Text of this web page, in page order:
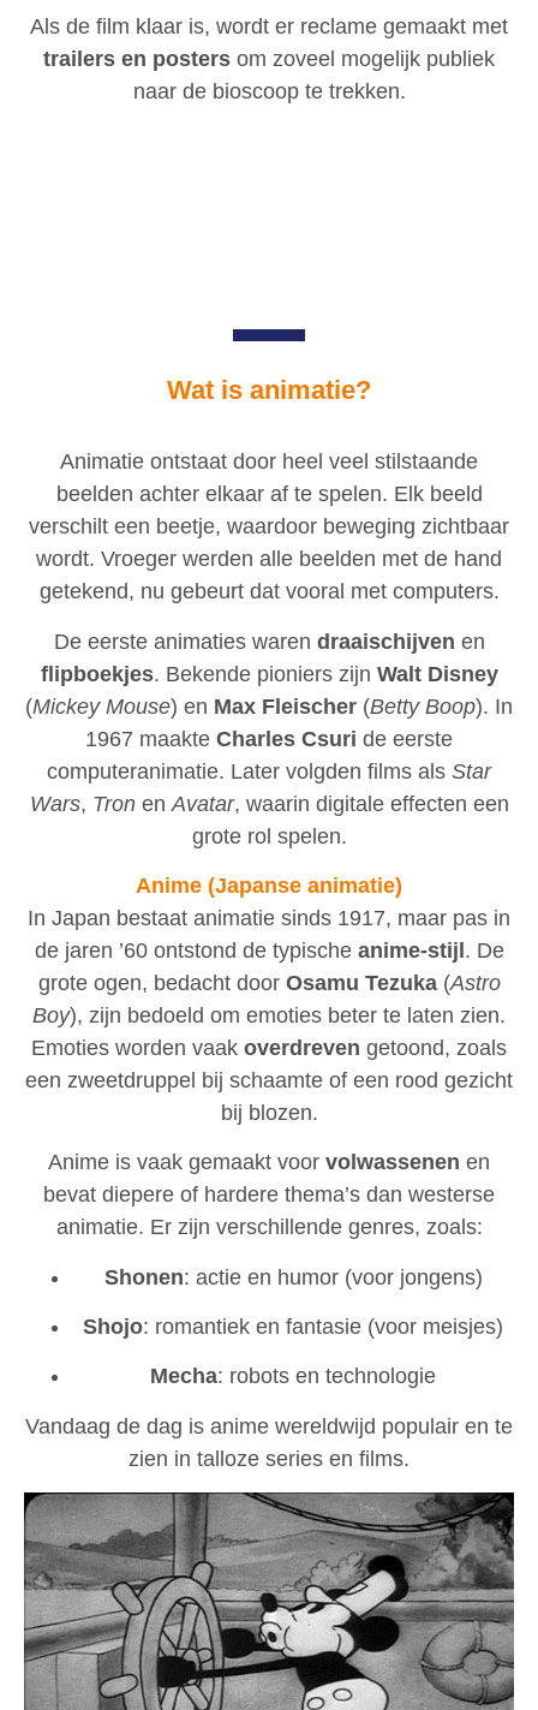
Als de film klaar is, wordt er reclame gemaakt met
trailers en posters om zoveel mogelijk publiek
naar de bioscoop te trekken.
Wat is animatie?
Animatie ontstaat door heel veel stilstaande
beelden achter elkaar af te spelen. Elk beeld
verschilt een beetje, waardoor beweging zichtbaar
wordt. Vroeger werden alle beelden met de hand
getekend, nu gebeurt dat vooral met computers.
De eerste animaties waren draaischijven en
flipboekjes. Bekende pioniers zijn Walt Disney
(Mickey Mouse) en Max Fleischer (Betty Boop). In
1967 maakte Charles Csuri de eerste
computeranimatie. Later volgden films als Star
Wars, Tronen Avatar, waarin digitale effecten een
grote rol spelen.
Anime (Japanse animatie)
In Japan bestaat animatie sinds 1917, maar pas in
de jaren ’60 ontstond de typische anime-stijl. De
grote ogen, bedacht door Osamu Tezuka(Astro
Boy), zijn bedoeld om emoties beter te laten zien.
Emoties worden vaak overdreven getoond, zoals
een zweetdruppel bij schaamte of een rood gezicht
bij blozen.
Anime is vaak gemaakt voor volwassenen en
bevat diepere of hardere thema’s dan westerse
animatie. Er zijn verschillende genres, zoals:
Shonen: actie en humor (voor jongens)
Shojo: romantiek en fantasie (voor meisjes)
Mecha: robots en technologie
Vandaag de dag is anime wereldwijd populair en te
zien in talloze series en films.